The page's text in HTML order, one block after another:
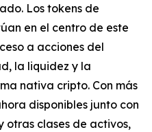
Los tokens de
en el centro de este
a acciones del
la liquidez y la
nativa cripto. Con más
disponibles junto con
otras clases de activos,